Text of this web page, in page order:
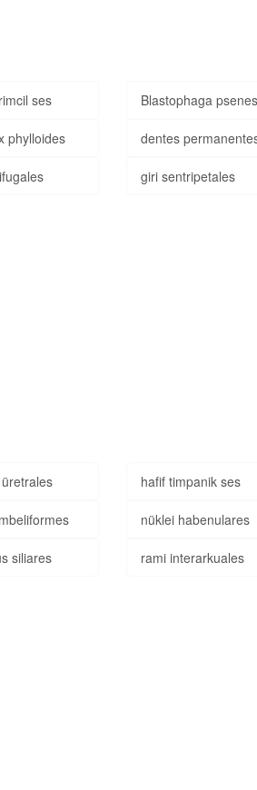
ses Blastophaga
phylloides dentes
giri sentripetales
hafif timpanik ses
nüklei habenulares
siliares rami interarkuales